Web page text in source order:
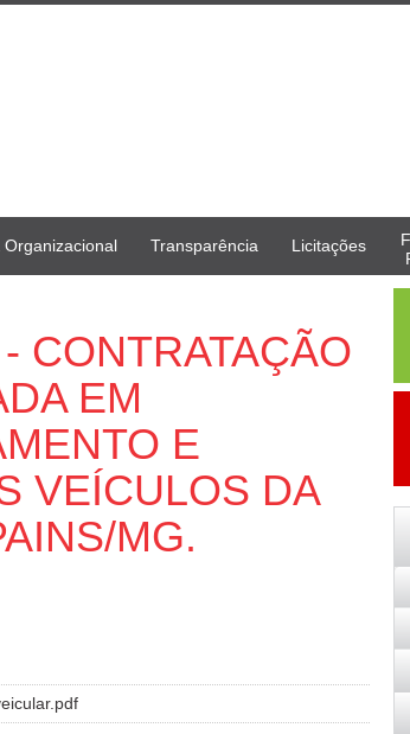
Organizacional Transparência Licitações
CONTRATAÇÃO
EM
E
VEÍCULOS DA
MG.